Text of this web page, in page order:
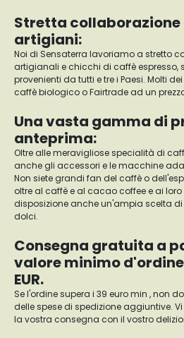
Stretta collaborazione
artigiani:
Noi di Sensaterra lavoriamo a stretto
artigianali e chicchi di caffè espresso,
provenienti da tutti e tre i Paesi. Molti
caffè biologico o Fairtrade ad un
Una vasta gamma di
anteprima:
Oltre alle meravigliose specialità di
anche gli accessori e le macchine
Non siete grandi fan del caffè o
oltre al caffè e al cacao coffee e ai
disposizione anche un'ampia scelta di
dolci.
Consegna gratuita a
valore minimo
EUR.
Se l'ordine supera i 39 euro min , non
delle spese di spedizione aggiuntive.
la vostra consegna con il vostro